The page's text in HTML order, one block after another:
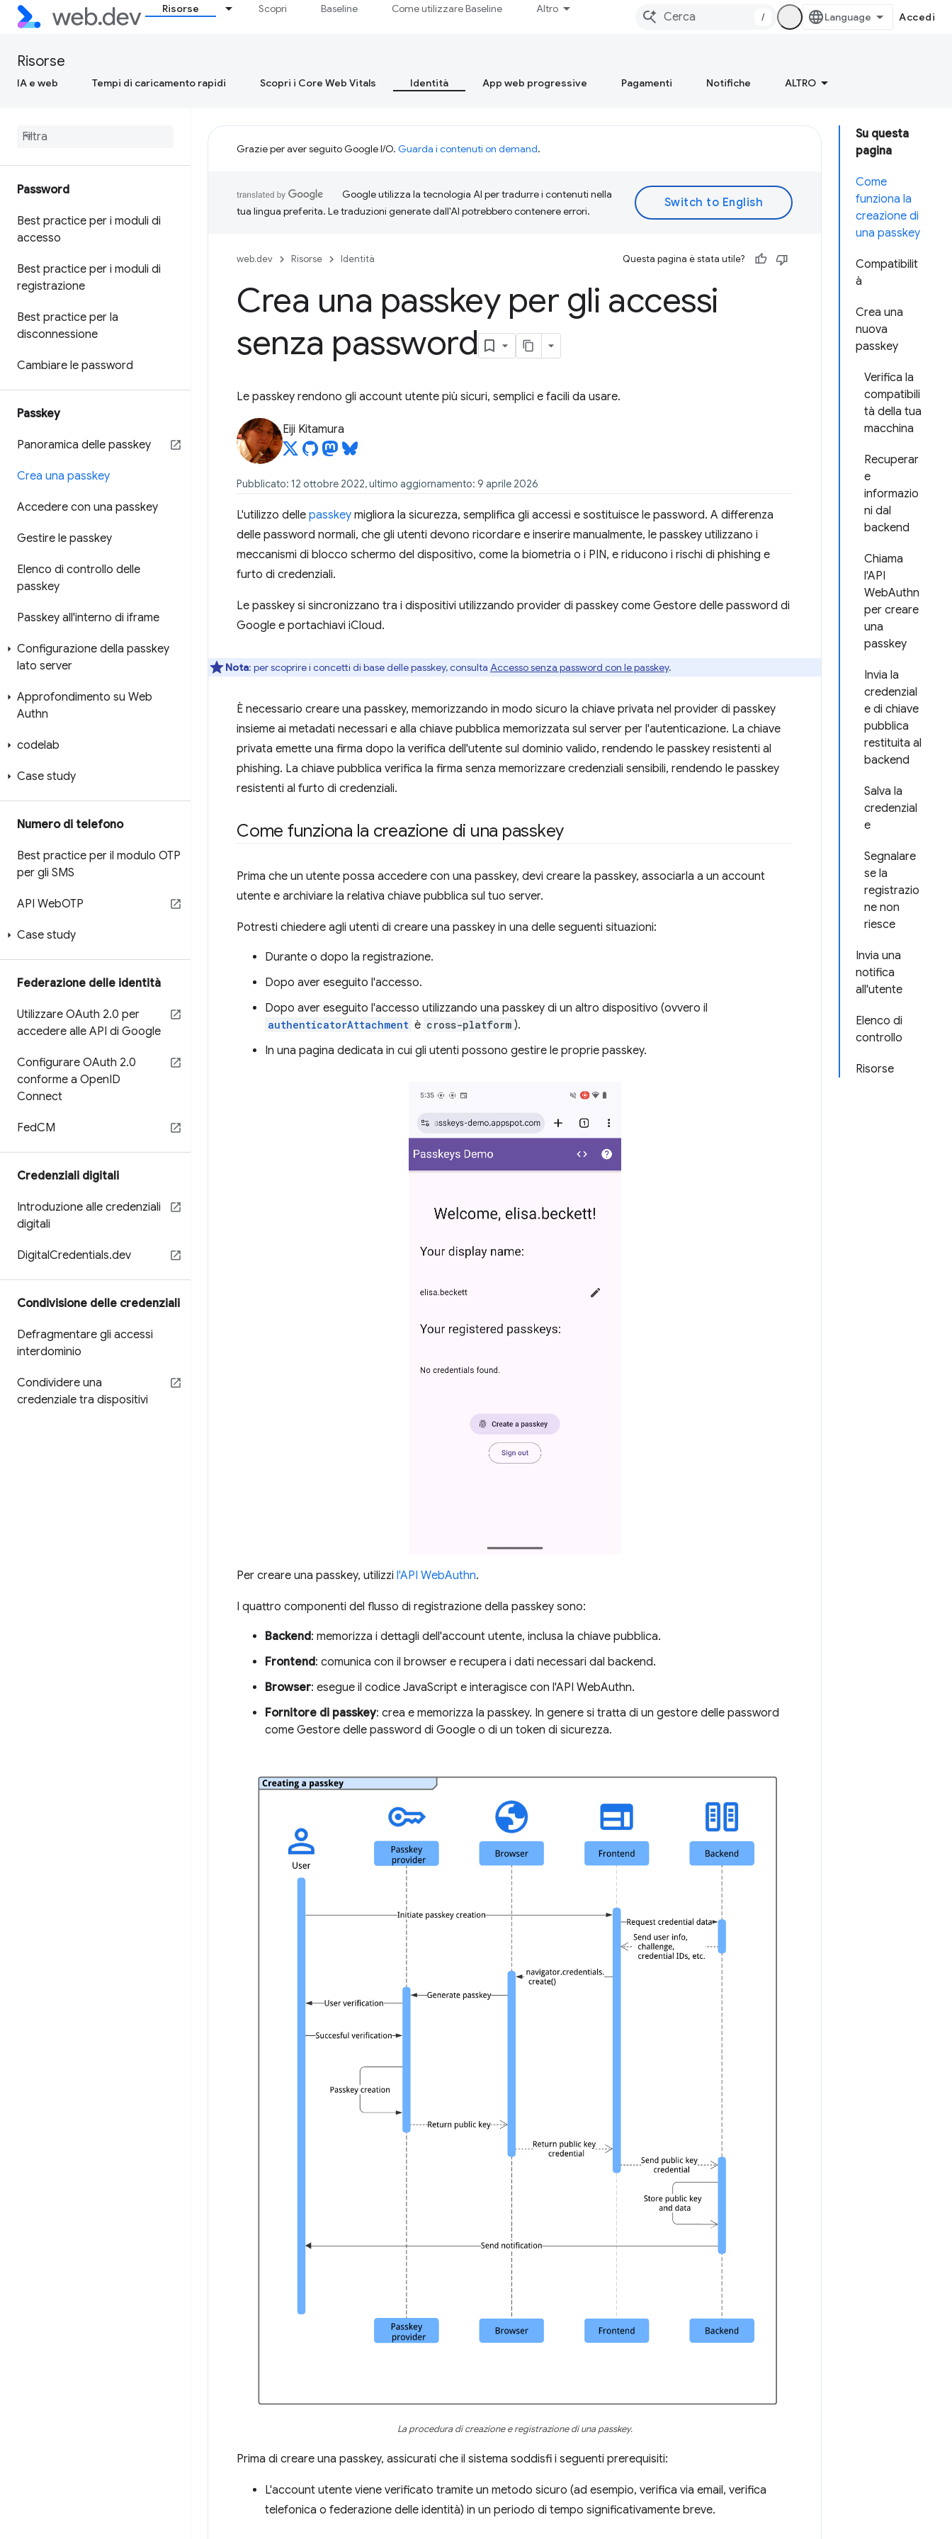
Risorse Scopri Baseline Come utilizzare Baseline Altro
/ Accedi
Risorse
IA e web Tempi di caricamento rapidi Scopri i Core Web Vitals Identità App web progressive Pagamenti Notifiche ALTRO
Password
Best practice per i moduli di
accesso
Best practice per i moduli di
registrazione
Best practice per la
disconnessione
Cambiare le password
Passkey
Panoramica delle passkey
Crea una passkey
Accedere con una passkey
Gestire le passkey
Elenco di controllo delle
passkey
Passkey all'interno di iframe
Configurazione della passkey
lato server
Approfondimento su Web
Authn
codelab
Case study
Numero di telefono
Best practice per il modulo OTP
per gli SMS
API WebOTP
Case study
Federazione delle identità
Utilizzare OAuth 2.0 per
accedere alle API di Google
Configurare OAuth 2.0
conforme a OpenID
Connect
FedCM
Credenziali digitali
Introduzione alle credenziali
digitali
DigitalCredentials.dev
Condivisione delle credenziali
Defragmentare gli accessi
interdominio
Condividere una
credenziale tra dispositivi
Su questa
pagina
Come
funziona la
creazione di
una passkey
Compatibilit
à
Crea una
nuova
passkey
Verifica la
compatibili
tà della tua
macchina
Recuperar
e
informazio
ni dal
backend
Chiama
l'API
WebAuthn
per creare
una
passkey
Invia la
credenzial
e di chiave
pubblica
restituita al
backend
Salva la
credenzial
e
Segnalare
se la
registrazio
ne non
riesce
Invia una
notifica
all'utente
Elenco di
controllo
Risorse
Grazie per aver seguito Google I/O. Guarda i contenuti on demand.
Google utilizza la tecnologia AI per tradurre i contenuti nella
tua lingua preferita. Le traduzioni generate dall'AI potrebbero contenere errori.
web.dev Risorse Identità Questa pagina è stata utile?
Crea una passkey per gli accessi
senza password
Le passkey rendono gli account utente più sicuri, semplici e facili da usare.
Eiji Kitamura
Pubblicato: 12 ottobre 2022, ultimo aggiornamento: 9 aprile 2026
L'utilizzo delle passkey migliora la sicurezza, semplifica gli accessi e sostituisce le password. A differenza
delle password normali, che gli utenti devono ricordare e inserire manualmente, le passkey utilizzano i
meccanismi di blocco schermo del dispositivo, come la biometria o i PIN, e riducono i rischi di phishing e
furto di credenziali.
Le passkey si sincronizzano tra i dispositivi utilizzando provider di passkey come Gestore delle password di
Google e portachiavi iCloud.
Nota: per scoprire i concetti di base delle passkey, consulta Accesso senza password con le passkey.
È necessario creare una passkey, memorizzando in modo sicuro la chiave privata nel provider di passkey
insieme ai metadati necessari e alla chiave pubblica memorizzata sul server per l'autenticazione. La chiave
privata emette una firma dopo la verifica dell'utente sul dominio valido, rendendo le passkey resistenti al
phishing. La chiave pubblica verifica la firma senza memorizzare credenziali sensibili, rendendo le passkey
resistenti al furto di credenziali.
Come funziona la creazione di una passkey
Prima che un utente possa accedere con una passkey, devi creare la passkey, associarla a un account
utente e archiviare la relativa chiave pubblica sul tuo server.
Potresti chiedere agli utenti di creare una passkey in una delle seguenti situazioni:
Durante o dopo la registrazione.
Dopo aver eseguito l'accesso.
Dopo aver eseguito l'accesso utilizzando una passkey di un altro dispositivo (ovvero il
authenticatorAttachment è cross-platform ).
In una pagina dedicata in cui gli utenti possono gestire le proprie passkey.
Per creare una passkey, utilizzi l'API WebAuthn.
I quattro componenti del flusso di registrazione della passkey sono:
Backend: memorizza i dettagli dell'account utente, inclusa la chiave pubblica.
Frontend: comunica con il browser e recupera i dati necessari dal backend.
Browser: esegue il codice JavaScript e interagisce con l'API WebAuthn.
Fornitore di passkey: crea e memorizza la passkey. In genere si tratta di un gestore delle password
come Gestore delle password di Google o di un token di sicurezza.
La procedura di creazione e registrazione di una passkey.
Prima di creare una passkey, assicurati che il sistema soddisfi i seguenti prerequisiti:
L'account utente viene verificato tramite un metodo sicuro (ad esempio, verifica via email, verifica
telefonica o federazione delle identità) in un periodo di tempo significativamente breve.